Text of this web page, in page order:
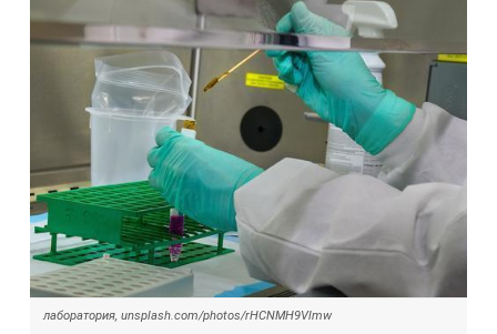
лаборатория, unsplash.com/photos/rHCNMH9Vlmw